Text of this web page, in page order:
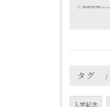
タグ
入学記念